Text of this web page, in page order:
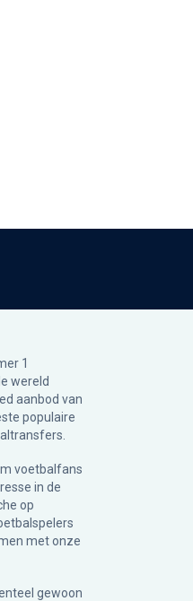
1
wereld
aanbod van
populaire
voetbalfans
in de
op
met onze
gewoon